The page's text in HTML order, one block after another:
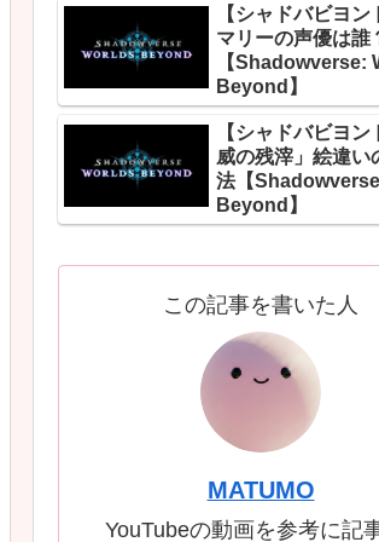
【シャドバビヨン
マリーの声優は誰
【Shadowverse:
Beyond】
【シャドバビヨン
威の残滓」絵違い
法【
Beyond】
この記事を書いた人
MATUMO
YouTubeの動画を参考に記